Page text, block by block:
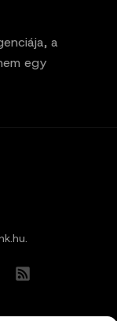
a
egy